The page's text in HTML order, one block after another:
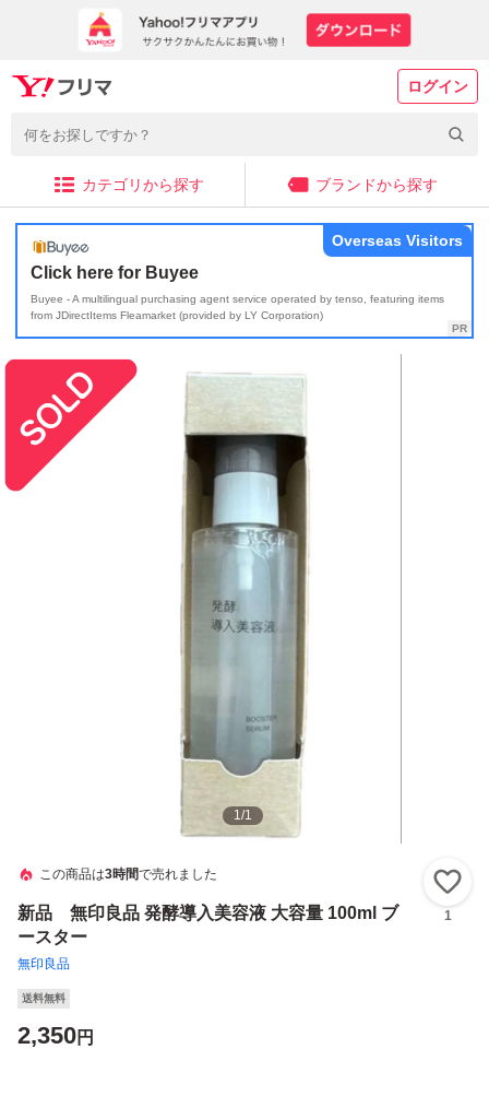
ログイン
カテゴリから探す ブランドから探す
Click here for Buyee
Buyee - A multilingual purchasing agent service operated by tenso, featuring items
from JDirectItems Fleamarket (provided by LY Corporation)
Overseas Visitors
1/1
この商品は3時間で売れました
新品 無印良品 発酵導入美容液 大容量 100ml ブ
ースター
無印良品
1
送料無料
2,350円